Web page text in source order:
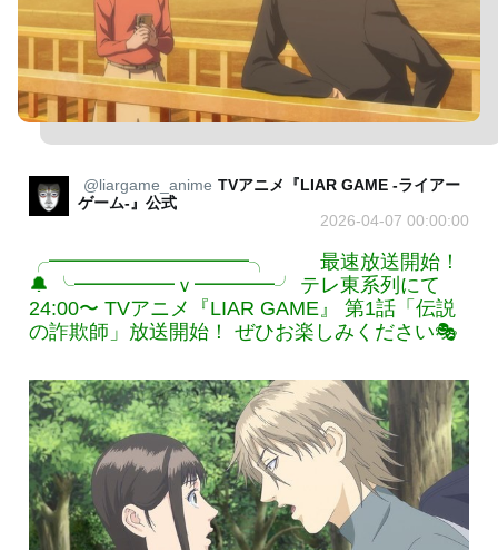
@liargame_anime TVアニメ『LIAR GAME -ライアー
ゲーム-』公式
2026-04-07 00:00:00
╭━━━━━━━━━━╮ 最速放送開始！
🔔 ╰━━━━━ｖ━━━━╯ テレ東系列にて
24:00〜 TVアニメ『LIAR GAME』 第1話「伝説
の詐欺師」放送開始！ ぜひお楽しみください🎭